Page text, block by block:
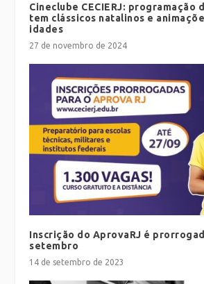
Cineclube CECIERJ: programação
tem clássicos natalinos e
idades
27 de novembro de 2024
Inscrição do AprovaRJ é
setembro
14 de setembro de 2023